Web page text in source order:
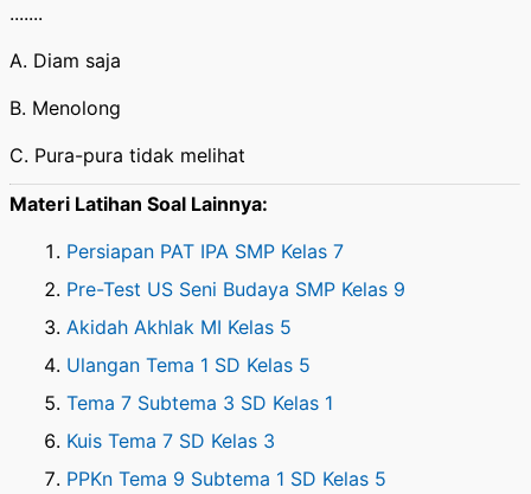
.......
A. Diam saja
B. Menolong
C. Pura-pura tidak melihat
Materi Latihan Soal Lainnya:
Persiapan PAT IPA SMP Kelas 7
Pre-Test US Seni Budaya SMP Kelas 9
Akidah Akhlak MI Kelas 5
Ulangan Tema 1 SD Kelas 5
Tema 7 Subtema 3 SD Kelas 1
Kuis Tema 7 SD Kelas 3
PPKn Tema 9 Subtema 1 SD Kelas 5